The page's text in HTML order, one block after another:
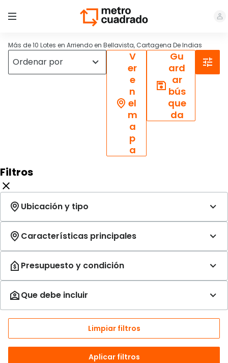
Más de 10 Lotes en Arriendo en Bellavista, Cartagena De Indias
V
er
e
n
el
m
a
p
a
Gu
ard
ar
bús
que
da
Filtros
Limpiar filtros
Aplicar filtros